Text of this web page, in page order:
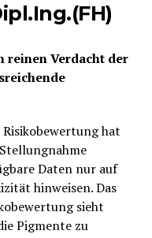
reinen Verdacht der
hat
Daten nur auf
hinweisen. Das
sieht
Pigmente zu